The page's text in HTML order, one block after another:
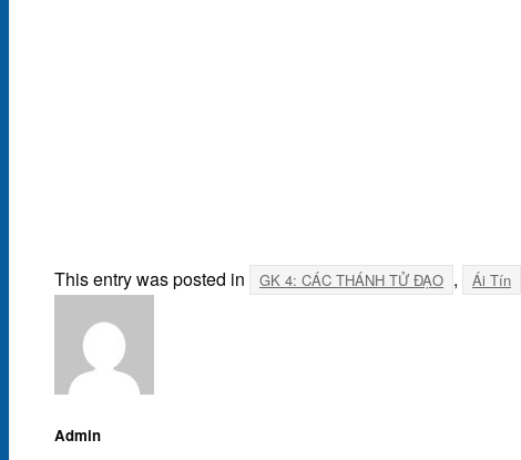
This entry was posted in GK 4: CÁC THÁNH TỬ ĐẠO , Ái Tín
Admin